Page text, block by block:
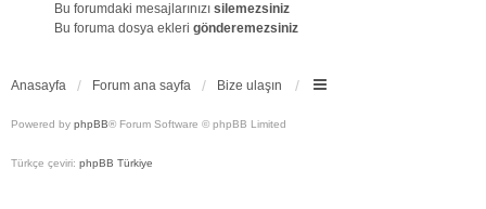
Bu forumdaki mesajlarınızı silemezsiniz
Bu foruma dosya ekleri gönderemezsiniz
Anasayfa Forum ana sayfa Bize ulaşın
Powered by phpBB® Forum Software © phpBB Limited
Türkçe çeviri: phpBB Türkiye